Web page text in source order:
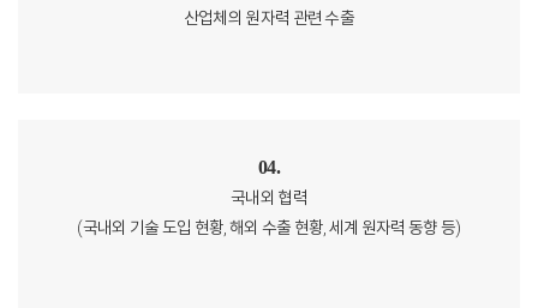
산업체의 원자력 관련 수출
04.
국내외 협력
(국내외 기술 도입 현황, 해외 수출 현황, 세계 원자력 동향 등)